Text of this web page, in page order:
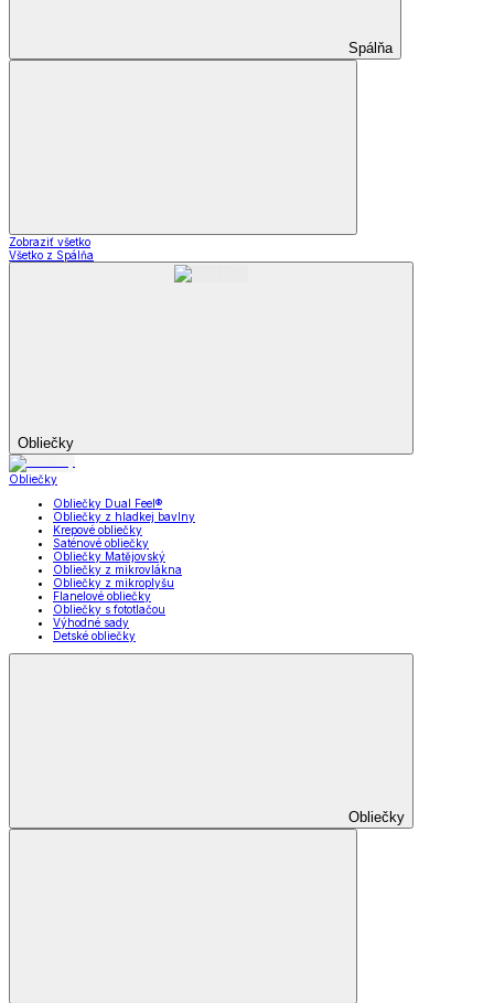
Spálňa
Zobraziť všetko
Všetko z Spálňa
Obliečky
Obliečky
Obliečky Dual Feel®
Obliečky z hladkej bavlny
Krepové obliečky
Saténové obliečky
Obliečky Matějovský
Obliečky z mikrovlákna
Obliečky z mikroplyšu
Flanelové obliečky
Obliečky s fototlačou
Výhodné sady
Detské obliečky
Obliečky